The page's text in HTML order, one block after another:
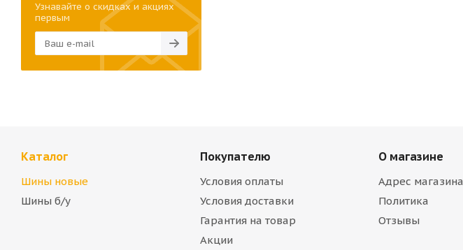
Узнавайте о скидках и акциях
первым
Каталог
Шины новые
Шины б/у
Покупателю
Условия оплаты
Условия доставки
Гарантия на товар
Акции
О магазине
Адрес магазина
Политика
Отзывы